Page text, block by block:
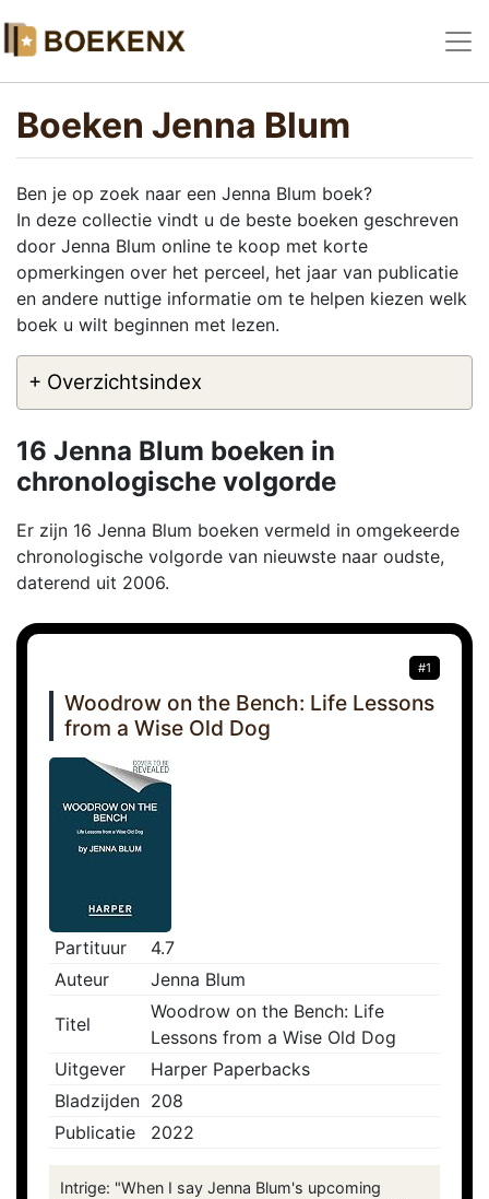
Boeken Jenna Blum
Ben je op zoek naar een Jenna Blum boek?
In deze collectie vindt u de beste boeken geschreven
door Jenna Blum online te koop met korte
opmerkingen over het perceel, het jaar van publicatie
en andere nuttige informatie om te helpen kiezen welk
boek u wilt beginnen met lezen.
+ Overzichtsindex
16 Jenna Blum boeken in
chronologische volgorde
Er zijn 16 Jenna Blum boeken vermeld in omgekeerde
chronologische volgorde van nieuwste naar oudste,
daterend uit 2006.
#1
Woodrow on the Bench: Life Lessons
from a Wise Old Dog
Partituur
4.7
Auteur
Jenna Blum
Titel
Woodrow on the Bench: Life
Lessons from a Wise Old Dog
Uitgever
Harper Paperbacks
Bladzijden 208
Publicatie
2022
Intrige: "When I say Jenna Blum's upcoming